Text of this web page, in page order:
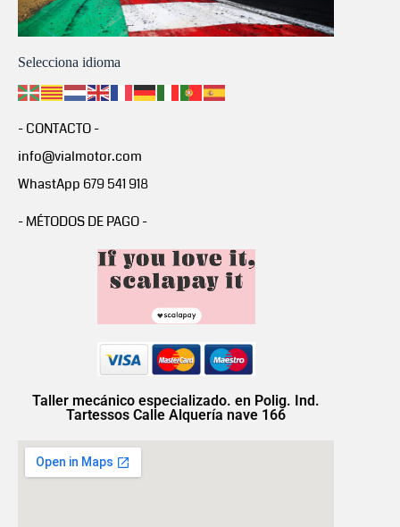
Selecciona idioma
- CONTACTO -
info@vialmotor.com
WhastApp 679 541 918
- MÉTODOS DE PAGO -
Taller mecánico especializado. en Polig. Ind.
Tartessos Calle Alquería nave 166